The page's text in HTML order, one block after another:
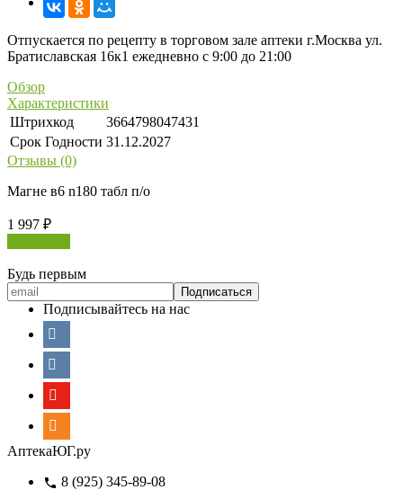
Отпускается по рецепту в торговом зале аптеки г.Москва ул.
Братиславская 16к1 ежедневно с 9:00 до 21:00
Обзор
Характеристики
Штрихкод
3664798047431
Срок Годности 31.12.2027
Отзывы (0)
Магне в6 n180 табл п/о
1 997 ₽
Будь первым
Подписывайтесь на нас
АптекаЮГ.ру
8 (925) 345-89-08